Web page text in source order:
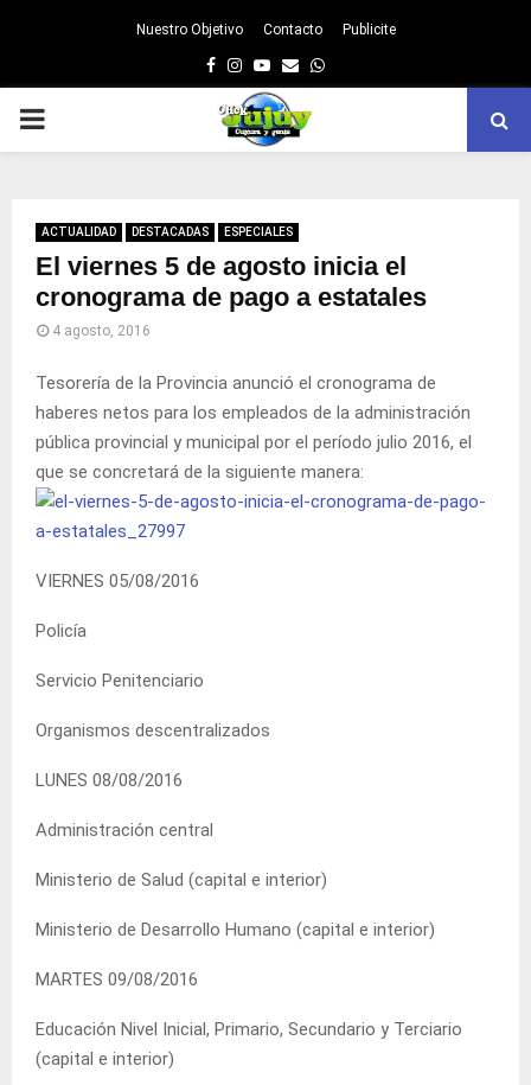
Nuestro Objetivo Contacto Publicite
Facebook
Instagram
Youtube
EmailWhatsapp
PRIMARY
ACTUALIDAD DESTACADAS ESPECIALES
El viernes 5 de agosto inicia el
cronograma de pago a estatales
4 agosto, 2016
Tesorería de la Provincia anunció el cronograma de
haberes netos para los empleados de la administración
pública provincial y municipal por el período julio 2016, el
que se concretará de la siguiente manera:
VIERNES 05/08/2016
Policía
Servicio Penitenciario
Organismos descentralizados
LUNES 08/08/2016
Administración central
Ministerio de Salud (capital e interior)
Ministerio de Desarrollo Humano (capital e interior)
MARTES 09/08/2016
Educación Nivel Inicial, Primario, Secundario y Terciario
(capital e interior)